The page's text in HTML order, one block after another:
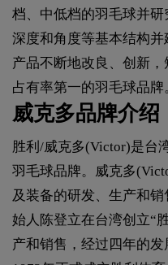
档、中低档的羽毛球并
深度和角度等基本结构
产品不断地改良、创新
占有率第一的羽毛球品牌
威克多品牌介绍
胜利/威克多(Victor)是台
羽毛球品牌。威克多
及装备的研发、生产和
始人陈登立在台湾创立“
产和销售，经过四年的